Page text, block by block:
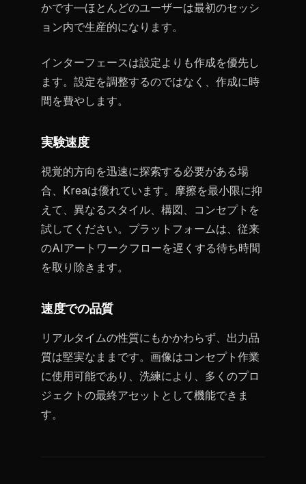
かです—ほとんどのユーザーは最初のセッシ
ョン内で生産的になります。
インターフェースは設定よりも作成を優先し
ます。設定を調整するのではなく、作成に時
間を費やします。
実験速度
視覚的方向を迅速に探索する必要がある場
合、Kreaは優れています。摩擦を最小限に抑
えて、異なるスタイル、構図、コンセプトを
試してください。プラットフォームは、従来
のAIアートワークフローを遅くする待ち時間
を取り除きます。
速度での品質
リアルタイムの性質にもかかわらず、出力品
質は堅実なままです。画像はコンセプト作業
に使用可能であり、洗練により、多くのプロ
ジェクトの最終アセットとして機能できま
す。